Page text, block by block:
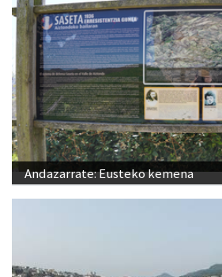
Andazarrate: Eusteko kemena